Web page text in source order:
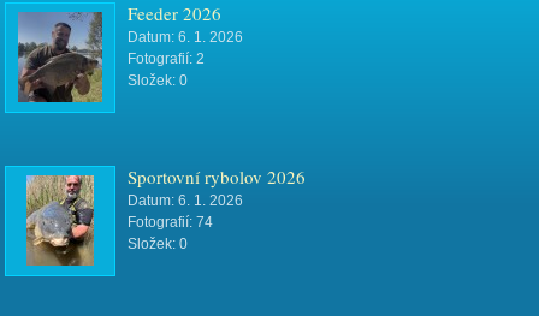
Feeder 2026
Datum: 6. 1. 2026
Fotografií: 2
Složek: 0
Sportovní rybolov 2026
Datum: 6. 1. 2026
Fotografií: 74
Složek: 0